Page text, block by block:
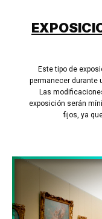
Este tipo de
permanecer durante
Las
exposición serán
fijos, ya